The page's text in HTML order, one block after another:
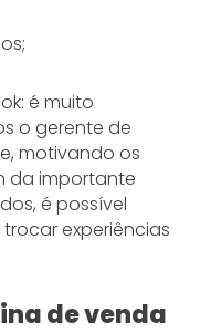
é muito
o gerente de
motivando os
da importante
é possível
experiências
de venda